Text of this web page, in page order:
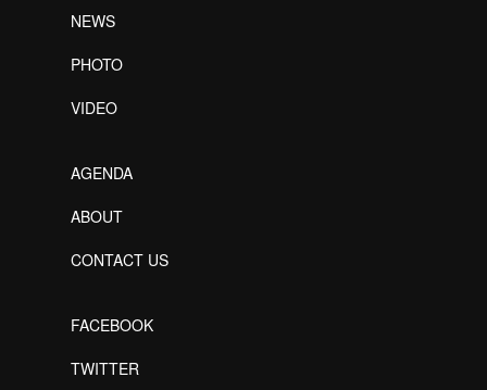
NEWS
PHOTO
VIDEO
AGENDA
ABOUT
CONTACT US
FACEBOOK
TWITTER